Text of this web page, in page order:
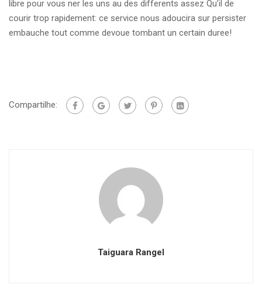
libre pour vous ner les uns au des differents assez Qu’il de
courir trop rapidement: ce service nous adoucira sur persister
embauche tout comme devoue tombant un certain duree!
Compartilhe:
Taiguara Rangel